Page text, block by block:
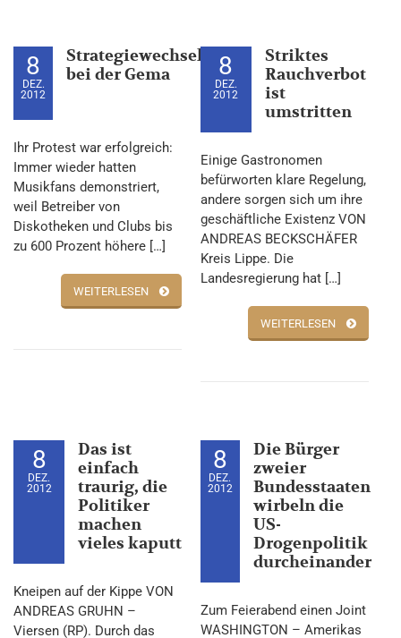
8
DEZ.
2012
Strategiewechsel
bei der Gema
Ihr Protest war erfolgreich:
Immer wieder hatten
Musikfans demonstriert,
weil Betreiber von
Diskotheken und Clubs bis
zu 600 Prozent höhere […]
WEITERLESEN
8
DEZ.
2012
Striktes
Rauchverbot
ist
umstritten
Einige Gastronomen
befürworten klare Regelung,
andere sorgen sich um ihre
geschäftliche Existenz VON
ANDREAS BECKSCHÄFER
Kreis Lippe. Die
Landesregierung hat […]
WEITERLESEN
8
DEZ.
2012
Das ist
einfach
traurig, die
Politiker
machen
vieles kaputt
Kneipen auf der Kippe VON
ANDREAS GRUHN –
Viersen (RP). Durch das
8
DEZ.
2012
Die Bürger
zweier
Bundesstaaten
wirbeln die
US-
Drogenpolitik
durcheinander
Zum Feierabend einen Joint
WASHINGTON – Amerikas